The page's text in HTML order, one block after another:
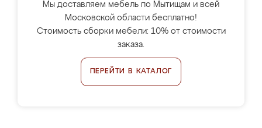
Мы доставляем мебель по Мытищам и всей
Московской области бесплатно!
Стоимость сборки мебели: 10% от стоимости
заказа.
ПЕРЕЙТИ В КАТАЛОГ